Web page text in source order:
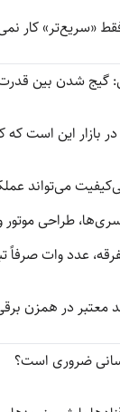
«سریع‌تر» کار
گیج شدن بین
بازار این است
طراحی موتور
عدد وات صرفاً
معتبر در همزن
ضروری است؟